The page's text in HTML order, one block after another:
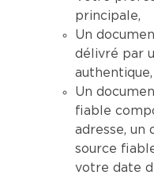
principale,
Un
délivré par
Un
fiable
adresse, un
source
votre date